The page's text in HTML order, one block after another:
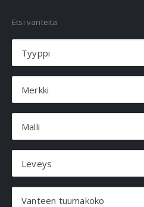
Etsi vanteita
Tyyppi
Merkki
Malli
Leveys
Vanteen tuumakoko